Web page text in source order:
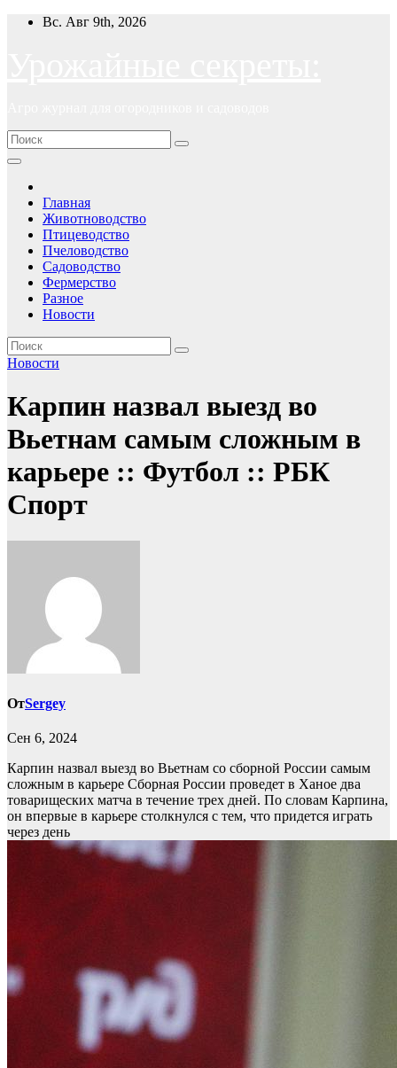
ПерейтиВс. Авг 9th, 2026
Главная
Животноводство
Птицеводство
Пчеловодство
Садоводство
Фермерство
Разное
Новости
Новости
Карпин назвал выезд во
Вьетнам самым сложным в
карьере :: Футбол :: РБК
Спорт
ОтSergey
Сен 6, 2024
Карпин назвал выезд во Вьетнам со сборной России самым
сложным в карьере Сборная России проведет в Ханое два
товарищеских матча в течение трех дней. По словам Карпина,
он впервые в карьере столкнулся с тем, что придется играть
через день